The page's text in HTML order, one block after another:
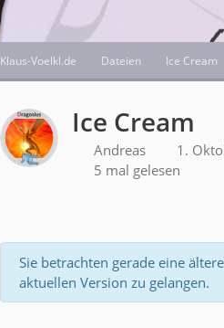
Klaus-Voelkl.de Dateien Ice Cream
Ice Cream
Andreas 1.
5 mal gelesen
Sie betrachten gerade eine
aktuellen Version zu gelangen.